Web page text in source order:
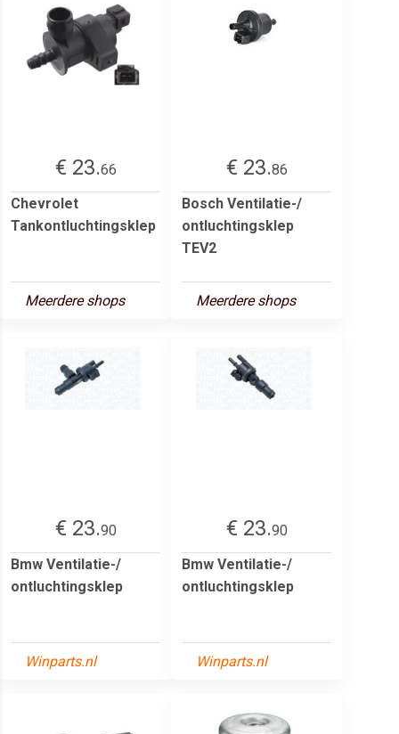
€ 23.66
Chevrolet
Tankontluchtingsklep
Meerdere shops
€ 23.86
Bosch Ventilatie-/
ontluchtingsklep
TEV2
Meerdere shops
€ 23.90
Bmw Ventilatie-/
ontluchtingsklep
Winparts.nl
€ 23.90
Bmw Ventilatie-/
ontluchtingsklep
Winparts.nl